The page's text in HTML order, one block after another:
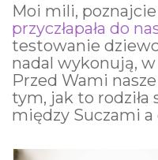
Moi mili,
przyczłapała do
testowanie
nadal wykonują,
Przed Wami
tym, jak to rodziła
między Suczami